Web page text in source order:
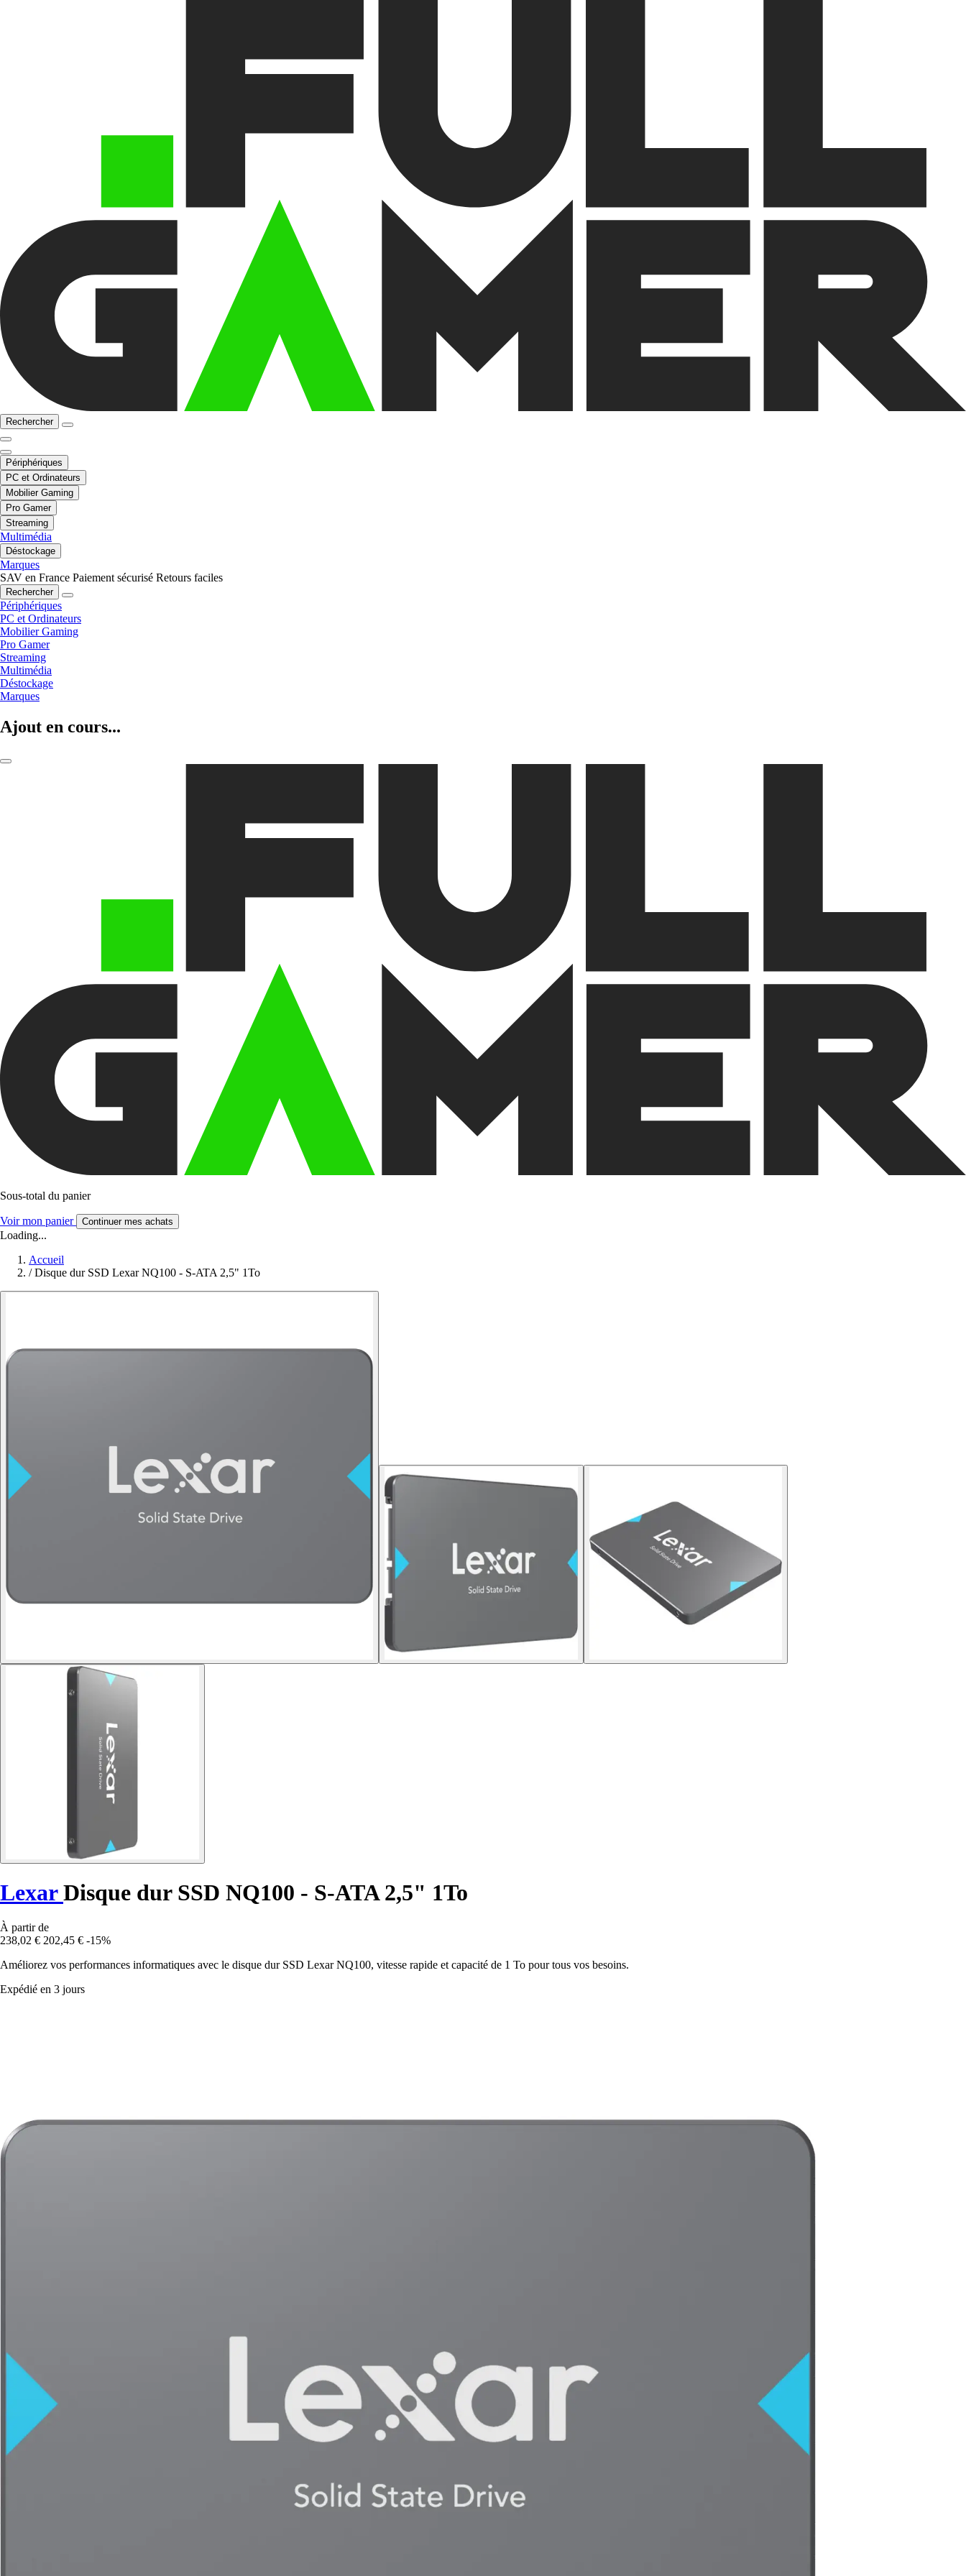
Rechercher
Périphériques
PC et Ordinateurs
Mobilier Gaming
Pro Gamer
Streaming
Multimédia
Déstockage
Marques
SAV en France Paiement sécurisé Retours faciles
Rechercher
Périphériques
PC et Ordinateurs
Mobilier Gaming
Pro Gamer
Streaming
Multimédia
Déstockage
Marques
Ajout en cours...
Sous-total du panier
Voir mon panier Continuer mes achats
Loading...
Accueil
/ Disque dur SSD Lexar NQ100 - S-ATA 2,5" 1To
LexarDisque dur SSD NQ100 - S-ATA 2,5" 1To
À partir de
238,02 € 202,45 € -15%
Améliorez vos performances informatiques avec le disque dur SSD Lexar NQ100, vitesse rapide et capacité de 1 To pour tous vos besoins.
Expédié en 3 jours